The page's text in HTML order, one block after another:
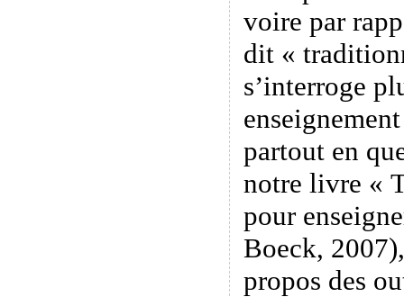
voire par
dit «
s’interroge
partout en
notre livre «
pour
Boeck,
propos des